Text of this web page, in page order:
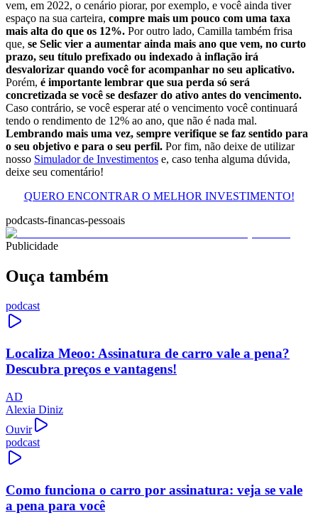
vem, em 2022, o cenário piorar, por exemplo, e você ainda tiver
espaço na sua carteira, compre mais um pouco com uma taxa
mais alta do que os 12%. Por outro lado, Camilla também frisa
que, se Selic vier a aumentar ainda mais ano que vem, no curto
prazo, seu título prefixado ou indexado à inflação irá
desvalorizar quando você for acompanhar no seu aplicativo.
Porém, é importante lembrar que sua perda só será
concretizada se você se desfazer do ativo antes do vencimento.
Caso contrário, se você esperar até o vencimento você continuará
tendo o rendimento de 12% ao ano, que não é nada mal.
Lembrando mais uma vez, sempre verifique se faz sentido para
o seu objetivo e para o seu perfil. Por fim, não deixe de utilizar
nosso Simulador de Investimentos e, caso tenha alguma dúvida,
deixe seu comentário!
QUERO ENCONTRAR O MELHOR INVESTIMENTO!
podcasts-financas-pessoais
Publicidade
Ouça também
podcast
Localiza Meoo: Assinatura de carro vale a pena?
Descubra preços e vantagens!
AD
Alexia Diniz
Ouvir
podcast
Como funciona o carro por assinatura: veja se vale
a pena para você